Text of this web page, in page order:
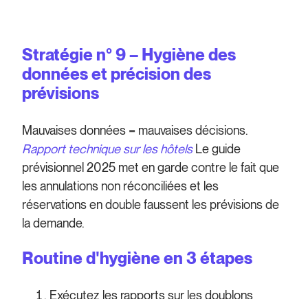
Stratégie n° 9 – Hygiène des
données et précision des
prévisions
Mauvaises données = mauvaises décisions.
Rapport technique sur les hôtelsLe guide
prévisionnel 2025 met en garde contre le fait que
les annulations non réconciliées et les
réservations en double faussent les prévisions de
la demande.
Routine d'hygiène en 3 étapes
Exécutez les rapports sur les doublons